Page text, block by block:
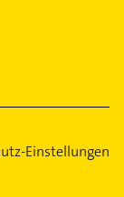
Einstellungen